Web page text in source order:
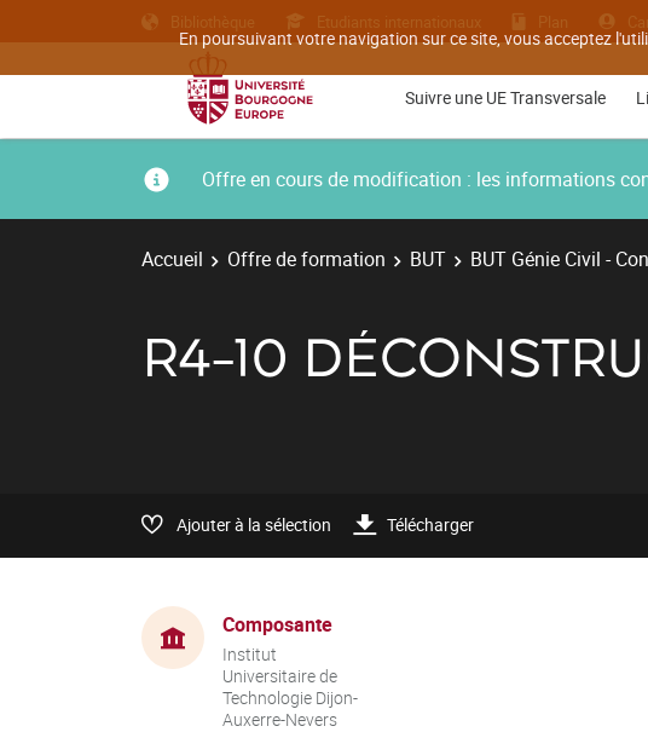
En poursuivant votre navigation sur ce site, vous acceptez
Bibliothèque Etudiants internationaux Plan
Suivre une UE Transversale
Offre en cours de modification : les informations
Accueil Offre de formation BUT BUT Génie Civil -
R4-10
Ajouter à la sélection Télécharger
Composante
Institut
Universitaire de
Technologie Dijon-
Auxerre-Nevers